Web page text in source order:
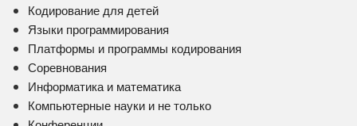
Кодирование для детей
Языки программирования
Платформы и программы кодирования
Соревнования
Информатика и математика
Компьютерные науки и не только